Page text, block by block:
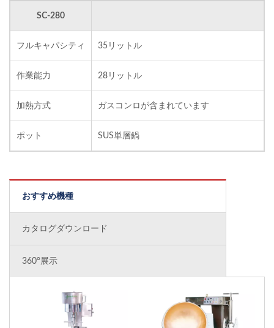
SC-280
フルキャパシティ 35リットル
作業能力 28リットル
加熱方式 ガスコンロが含まれています
ポット SUS単層鍋
おすすめ機種
カタログダウンロード
360°展示